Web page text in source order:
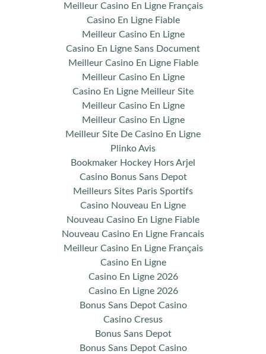
Meilleur Casino En Ligne Français
Casino En Ligne Fiable
Meilleur Casino En Ligne
Casino En Ligne Sans Document
Meilleur Casino En Ligne Fiable
Meilleur Casino En Ligne
Casino En Ligne Meilleur Site
Meilleur Casino En Ligne
Meilleur Casino En Ligne
Meilleur Site De Casino En Ligne
Plinko Avis
Bookmaker Hockey Hors Arjel
Casino Bonus Sans Depot
Meilleurs Sites Paris Sportifs
Casino Nouveau En Ligne
Nouveau Casino En Ligne Fiable
Nouveau Casino En Ligne Francais
Meilleur Casino En Ligne Français
Casino En Ligne
Casino En Ligne 2026
Casino En Ligne 2026
Bonus Sans Depot Casino
Casino Cresus
Bonus Sans Depot
Bonus Sans Depot Casino